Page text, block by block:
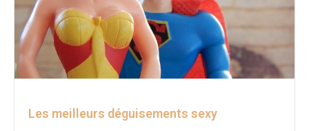
Les meilleurs déguisements sexy